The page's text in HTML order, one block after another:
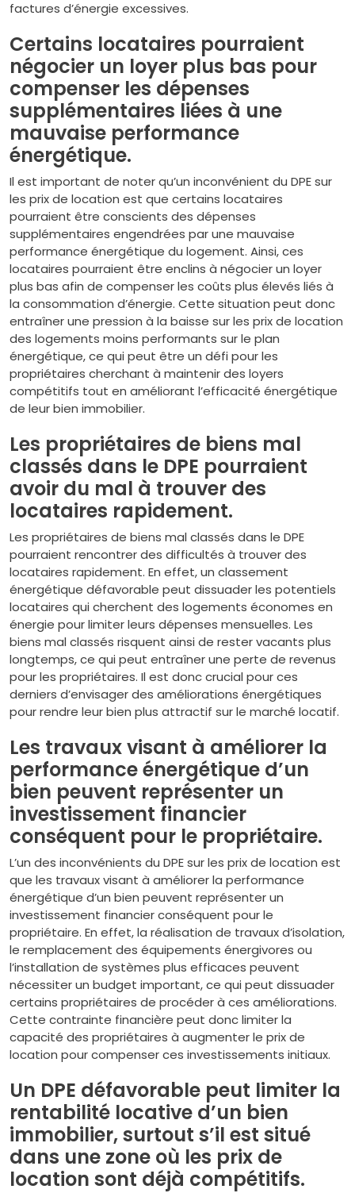
factures d’énergie excessives.
Certains locataires pourraient
négocier un loyer plus bas pour
compenser les dépenses
supplémentaires liées à une
mauvaise performance
énergétique.
Il est important de noter qu’un inconvénient du DPE sur
les prix de location est que certains locataires
pourraient être conscients des dépenses
supplémentaires engendrées par une mauvaise
performance énergétique du logement. Ainsi, ces
locataires pourraient être enclins à négocier un loyer
plus bas afin de compenser les coûts plus élevés liés à
la consommation d’énergie. Cette situation peut donc
entraîner une pression à la baisse sur les prix de location
des logements moins performants sur le plan
énergétique, ce qui peut être un défi pour les
propriétaires cherchant à maintenir des loyers
compétitifs tout en améliorant l’efficacité énergétique
de leur bien immobilier.
Les propriétaires de biens mal
classés dans le DPE pourraient
avoir du mal à trouver des
locataires rapidement.
Les propriétaires de biens mal classés dans le DPE
pourraient rencontrer des difficultés à trouver des
locataires rapidement. En effet, un classement
énergétique défavorable peut dissuader les potentiels
locataires qui cherchent des logements économes en
énergie pour limiter leurs dépenses mensuelles. Les
biens mal classés risquent ainsi de rester vacants plus
longtemps, ce qui peut entraîner une perte de revenus
pour les propriétaires. Il est donc crucial pour ces
derniers d’envisager des améliorations énergétiques
pour rendre leur bien plus attractif sur le marché locatif.
Les travaux visant à améliorer la
performance énergétique d’un
bien peuvent représenter un
investissement financier
conséquent pour le propriétaire.
L’un des inconvénients du DPE sur les prix de location est
que les travaux visant à améliorer la performance
énergétique d’un bien peuvent représenter un
investissement financier conséquent pour le
propriétaire. En effet, la réalisation de travaux d’isolation,
le remplacement des équipements énergivores ou
l’installation de systèmes plus efficaces peuvent
nécessiter un budget important, ce qui peut dissuader
certains propriétaires de procéder à ces améliorations.
Cette contrainte financière peut donc limiter la
capacité des propriétaires à augmenter le prix de
location pour compenser ces investissements initiaux.
Un DPE défavorable peut limiter la
rentabilité locative d’un bien
immobilier, surtout s’il est situé
dans une zone où les prix de
location sont déjà compétitifs.